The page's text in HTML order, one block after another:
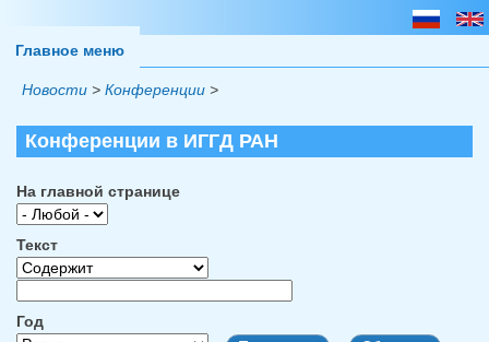
Главное меню
Новости > Конференции >
Конференции в ИГГД РАН
На главной странице
Текст
Год